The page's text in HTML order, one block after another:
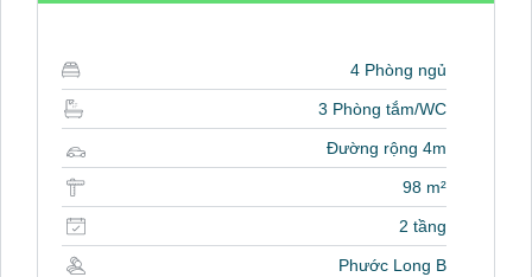
4 Phòng ngủ
3 Phòng tắm/WC
Đường rộng 4m
98 m²
2 tầng
Phước Long B